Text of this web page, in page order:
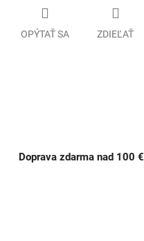
OPÝTAŤ SA ZDIEĽAŤ
Doprava zdarma nad 100 €